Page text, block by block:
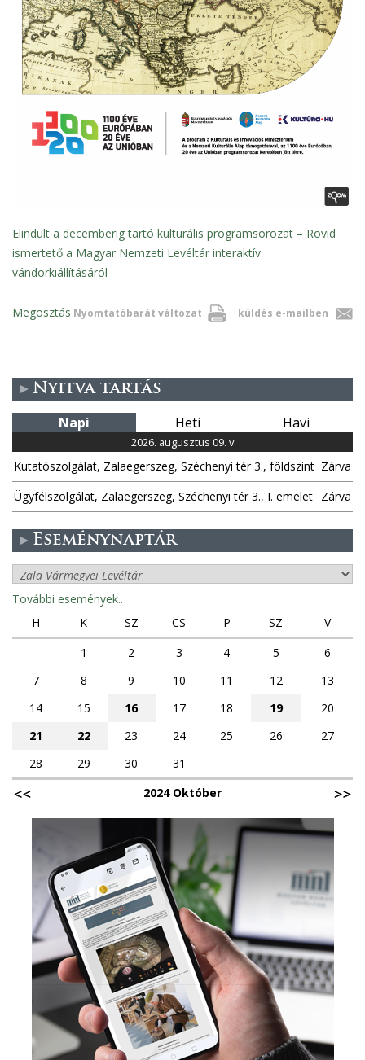
Elindult a decemberig tartó kulturális programsorozat – Rövid
ismertető a Magyar Nemzeti Levéltár interaktív
vándorkiállításáról
Nyomtatóbarát változat küldés e-mailben
Megosztás
Nyitva tartás
Napi Heti Havi
2026. augusztus 09. v
Kutatószolgálat, Zalaegerszeg, Széchenyi tér 3., földszint Zárva
Ügyfélszolgálat, Zalaegerszeg, Széchenyi tér 3., I. emelet Zárva
Eseménynaptár
További események..
H
K SZ CS P SZ
V
1
2 3 4 5
6
7
8 9 10 11 12
13
14
15 16 17 18 19
20
21
22 23 24 25 26
27
28
29 30
31
2024 Október